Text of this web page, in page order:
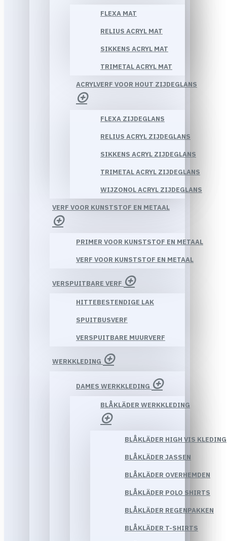
FLEXA MAT
RELIUS ACRYL MAT
SIKKENS ACRYL MAT
TRIMETAL ACRYL MAT
ACRYLVERF VOOR HOUT ZIJDEGLANS
FLEXA ZIJDEGLANS
RELIUS ACRYL ZIJDEGLANS
SIKKENS ACRYL ZIJDEGLANS
TRIMETAL ACRYL ZIJDEGLANS
WIJZONOL ACRYL ZIJDEGLANS
VERF VOOR KUNSTSTOF EN METAAL
PRIMER VOOR KUNSTSTOF EN METAAL
VERF VOOR KUNSTSTOF EN METAAL
VERSPUITBARE VERF
HITTEBESTENDIGE LAK
SPUITBUSVERF
VERSPUITBARE MUURVERF
WERKKLEDING
DAMES WERKKLEDING
BLÅKLÄDER WERKKLEDING
BLÅKLÄDER HIGH VIS KLEDING
BLÅKLÄDER JASSEN
BLÅKLÄDER OVERHEMDEN
BLÅKLÄDER POLO SHIRTS
BLÅKLÄDER REGENPAKKEN
BLÅKLÄDER T-SHIRTS